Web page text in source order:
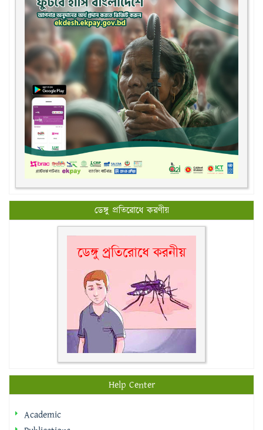
ডেঙ্গু প্রতিরোধে করণীয়
Help Center
Academic